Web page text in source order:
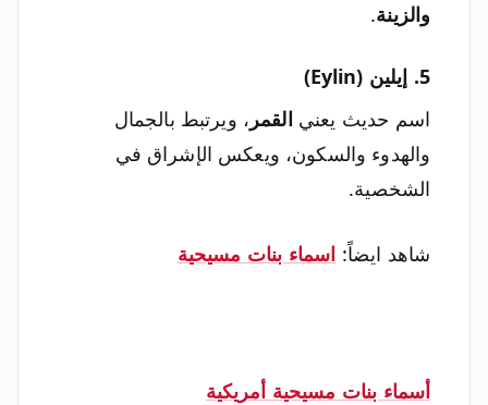
والزينة.
5. إيلين (Eylin)
اسم حديث يعني القمر ، ويرتبط بالجمال
والهدوء والسكون، ويعكس الإشراق في
الشخصية.
شاهد ايضاً: اسماء بنات مسيحية
أسماء بنات مسيحية أمريكية